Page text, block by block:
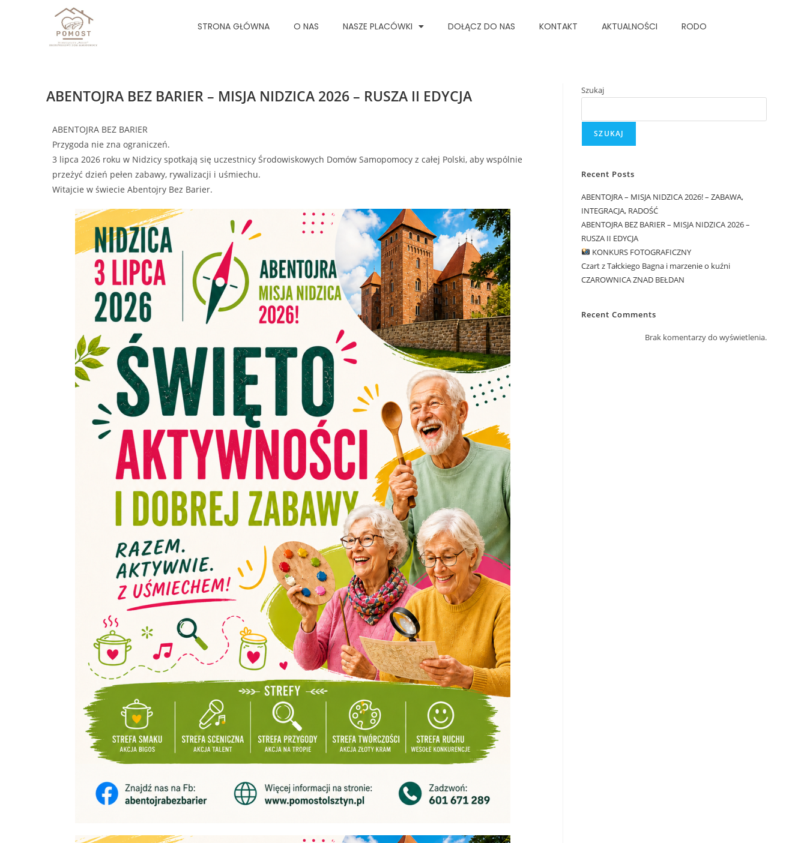
STRONA GŁÓWNA O NAS NASZE PLACÓWKI DOŁĄCZ DO NAS KONTAKT AKTUALNOŚCI RODO
ABENTOJRA BEZ BARIER – MISJA NIDZICA 2026 – RUSZA II EDYCJA
ABENTOJRA BEZ BARIER
Przygoda nie zna ograniczeń.
3 lipca 2026 roku w Nidzicy spotkają się uczestnicy Środowiskowych Domów Samopomocy z całej Polski, aby wspólnie
przeżyć dzień pełen zabawy, rywalizacji i uśmiechu.
Witajcie w świecie Abentojry Bez Barier.
Szukaj
SZUKAJ
Recent Posts
ABENTOJRA – MISJA NIDZICA 2026! – ZABAWA,
INTEGRACJA, RADOŚĆ
ABENTOJRA BEZ BARIER – MISJA NIDZICA 2026 –
RUSZA II EDYCJA
KONKURS FOTOGRAFICZNY
Czart z Tałckiego Bagna i marzenie o kuźni
CZAROWNICA ZNAD BEŁDAN
Recent Comments
Brak komentarzy do wyświetlenia.